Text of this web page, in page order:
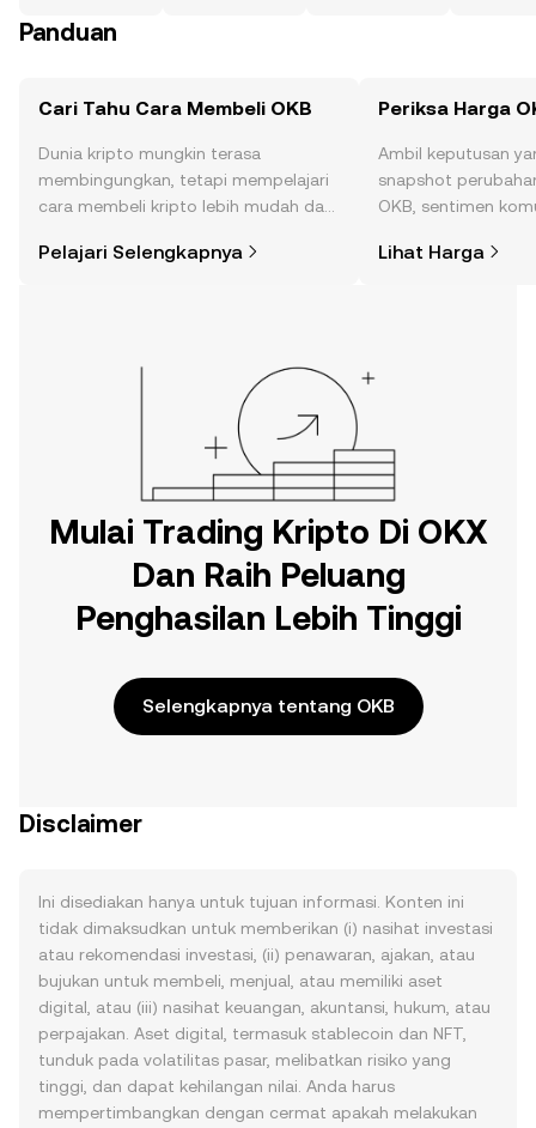
Panduan
Cari Tahu Cara Membeli OKB
Dunia kripto mungkin terasa
membingungkan, tetapi mempelajari
cara membeli kripto lebih mudah dari
di aplikasi seluler OKX, atau di sini di
Pelajari Selengkapnya
Periksa Harga
Ambil keputusan
snapshot
OKB, sentimen
Lihat Harga
Mulai Trading Kripto Di OKX
Dan Raih Peluang
Penghasilan Lebih Tinggi
Selengkapnya tentang OKB
Disclaimer
Ini disediakan hanya untuk tujuan informasi. Konten ini
tidak dimaksudkan untuk memberikan (i) nasihat investasi
atau rekomendasi investasi, (ii) penawaran, ajakan, atau
bujukan untuk membeli, menjual, atau memiliki aset
digital, atau (iii) nasihat keuangan, akuntansi, hukum, atau
perpajakan. Aset digital, termasuk stablecoin dan NFT,
tunduk pada volatilitas pasar, melibatkan risiko yang
tinggi, dan dapat kehilangan nilai. Anda harus
mempertimbangkan dengan cermat apakah melakukan